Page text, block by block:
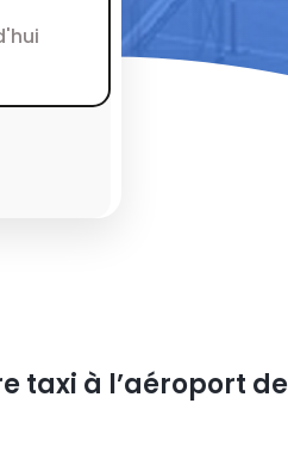
taxi à l’aéroport de